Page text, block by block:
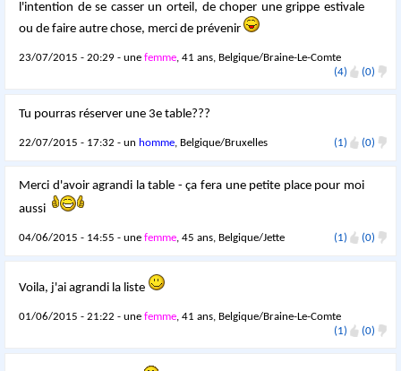
l'intention de se casser un orteil, de choper une grippe estivale
ou de faire autre chose, merci de prévenir
23/07/2015 - 20:29 - unefemme, 41 ans, Belgique/Braine-Le-Comte
(4)
(0)
Tu pourras réserver une 3e table???
22/07/2015 - 17:32 - un homme, Belgique/Bruxelles (1) (0)
Merci d'avoir agrandi la table - ça fera une petite place pour moi
aussi
04/06/2015 - 14:55 - unefemme, 45 ans, Belgique/Jette (1) (0)
Voila, j'ai agrandi la liste
01/06/2015 - 21:22 - unefemme, 41 ans, Belgique/Braine-Le-Comte
(1)
(0)